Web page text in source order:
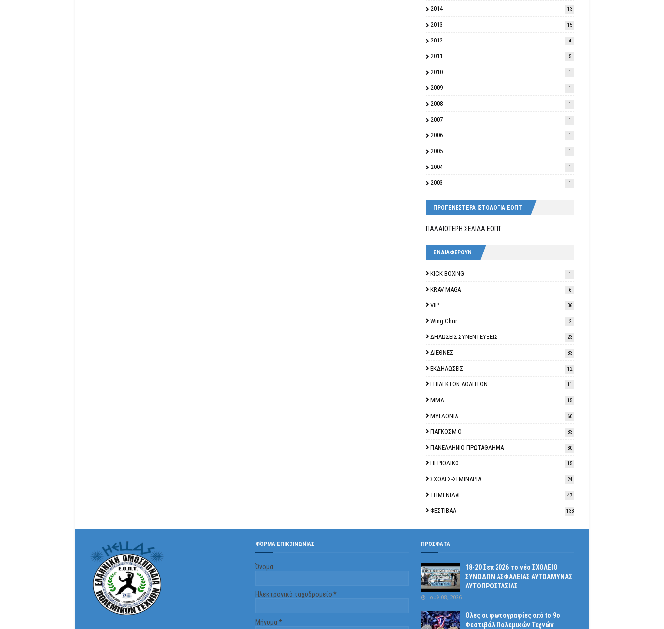
2014 13
2013 15
2012 4
2011 5
2010 1
2009 1
2008 1
2007 1
2006 1
2005 1
2004 1
2003 1
ΠΡΟΓΕΝΕΣΤΕΡΑ ΙΣΤΟΛΟΓΙΑ ΕΟΠΤ
ΠΑΛΑΙΟΤΕΡΗ ΣΕΛΙΔΑ ΕΟΠΤ
ΕΝΔΙΑΦΕΡΟΥΝ
KICK BOXING 1
KRAV MAGA 6
VIP 36
Wing Chun 2
ΔΗΛΩΣΕΙΣ-ΣΥΝΕΝΤΕΥΞΕΙΣ 23
ΔΙΕΘΝΕΣ 33
ΕΚΔΗΛΩΣΕΙΣ 12
ΕΠΙΛΕΚΤΩΝ ΑΘΛΗΤΩΝ 11
ΜΜΑ 15
ΜΥΓΔΟΝΙΑ 60
ΠΑΓΚΟΣΜΙΟ 33
ΠΑΝΕΛΛΗΝΙΟ ΠΡΩΤΑΘΛΗΜΑ 30
ΠΕΡΙΟΔΙΚΟ 15
ΣΧΟΛΕΣ-ΣΕΜΙΝΑΡΙΑ 24
ΤΗΜΕΝΙΔΑΙ 47
ΦΕΣΤΙΒΑΛ 133
ΦΌΡΜΑ ΕΠΙΚΟΙΝΩΝΊΑΣ
Όνομα
Ηλεκτρονικό ταχυδρομείο *
Μήνυμα*
ΠΡΟΣΦΑΤΑ
18-20 Σεπ 2026 το νέο ΣΧΟΛΕΙΟ
ΣΥΝΟΔΩΝ ΑΣΦΑΛΕΙΑΣ ΑΥΤΟΑΜΥΝΑΣ
ΑΥΤΟΠΡΟΣΤΑΣΙΑΣ
Ιουλ 08, 2026
Ολες οι φωτογραφίες από tο 9ο
Φεστιβάλ Πολεμικών Τεχνών